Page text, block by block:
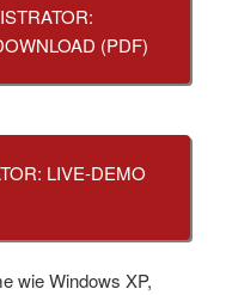
(PDF)
LIVE-DEMO
wie Windows XP,